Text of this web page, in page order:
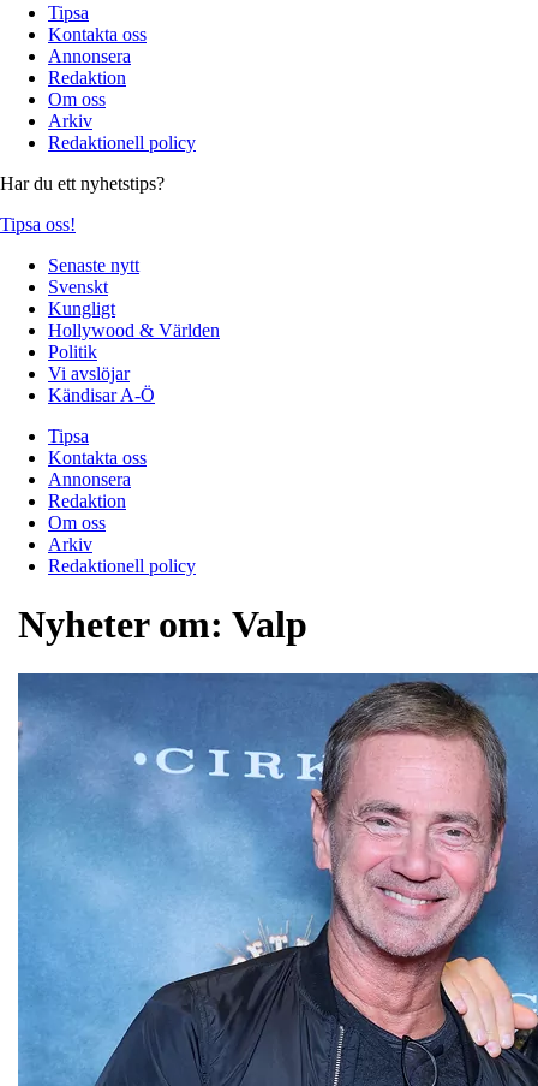
Tipsa
Kontakta oss
Annonsera
Redaktion
Om oss
Arkiv
Redaktionell policy
Har du ett nyhetstips?
Tipsa oss!
Senaste nytt
Svenskt
Kungligt
Hollywood & Världen
Politik
Vi avslöjar
Kändisar A-Ö
Tipsa
Kontakta oss
Annonsera
Redaktion
Om oss
Arkiv
Redaktionell policy
Nyheter om: Valp